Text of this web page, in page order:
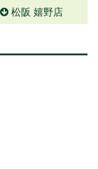
松阪 嬉野店